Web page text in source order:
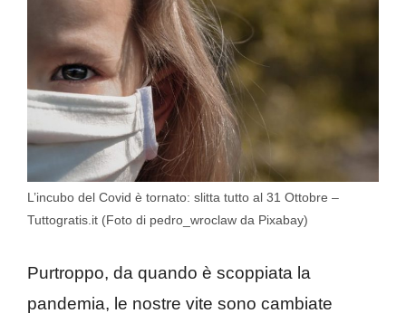
L’incubo del Covid è tornato: slitta tutto al 31 Ottobre –
Tuttogratis.it (Foto di pedro_wroclaw da Pixabay)
Purtroppo, da quando è scoppiata la
pandemia, le nostre vite sono cambiate